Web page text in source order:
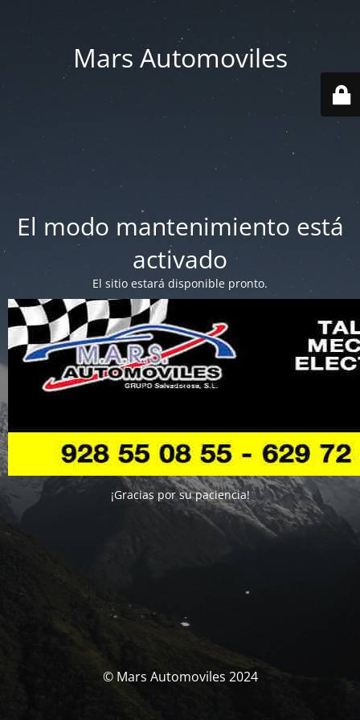
Mars Automoviles
El modo mantenimiento está
activado
El sitio estará disponible pronto.
¡Gracias por su paciencia!
© Mars Automoviles 2024